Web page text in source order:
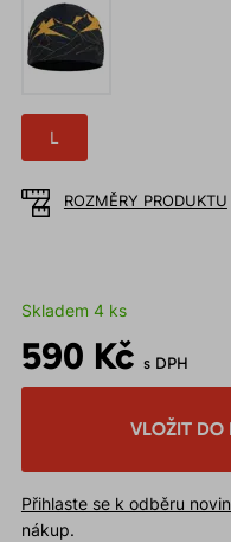
L
ROZMĚRY PRODUKTU
Skladem 4 ks
590 Kč s DPH
VLOŽIT DO
Přihlaste se k odběru
nákup.